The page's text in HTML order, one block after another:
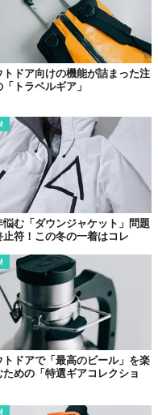
©2019 TABI LABO
ポーラテック パワースト
く暖かいというフリース
す。
触りも最上級。その快適
されるでしょう。
を感じる
フリース
トドア向けの機能が詰まった注
「トラベルギア」
悩む「ダウンジャケット」問題
止符！この冬の一着はコレ
トドアで「最高のビール」を楽
ための「特選ギアコレクショ